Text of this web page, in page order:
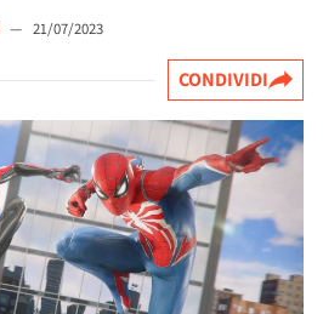
— 21/07/2023
CONDIVIDI